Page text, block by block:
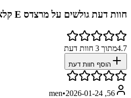
חוות דעת גולשים על מרצדס E קלאס קבריו
4.7מתוך 3 חוות דעת
הוסף חוות דעת
56, men
•2026-01-24